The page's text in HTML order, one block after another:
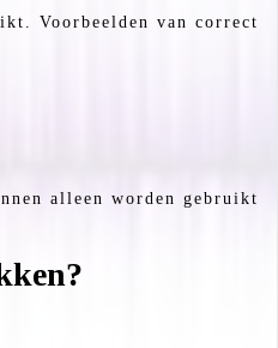
Voorbeelden van correct
alleen worden gebruikt